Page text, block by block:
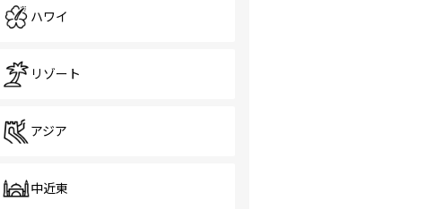
ハワイ
リゾート
アジア
中近東